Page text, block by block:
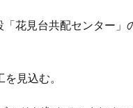
花見台共配センター」
見込む。